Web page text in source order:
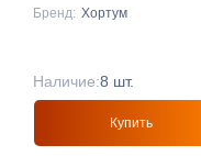
Бренд: Хортум
Наличие:8 шт.
Купить